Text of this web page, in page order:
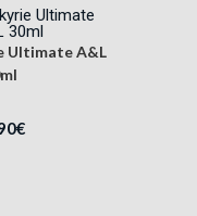
Ultimate A&L
€